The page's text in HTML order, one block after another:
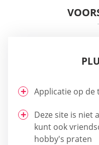
Applicatie op de
Deze site is niet
kunt ook
hobby's praten